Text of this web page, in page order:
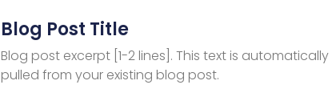
Blog Post Title
Blog post excerpt [1-2 lines]. This text is automatically
pulled from your existing blog post.